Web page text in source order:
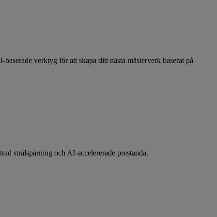
verktyg för att skapa ditt nästa mästerverk baserat på
strålspårning och AI-accelererade prestanda.